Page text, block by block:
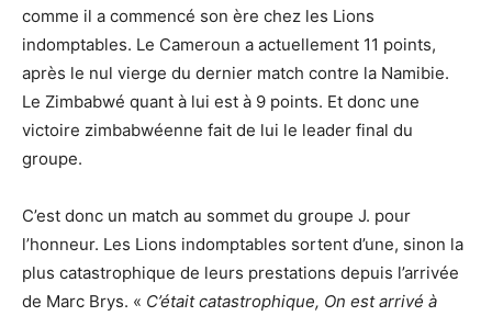
comme il a commencé son ère chez les Lions
indomptables. Le Cameroun a actuellement 11 points,
après le nul vierge du dernier match contre la Namibie.
Le Zimbabwé quant à lui est à 9 points. Et donc une
victoire zimbabwéenne fait de lui le leader final du
groupe.
C’est donc un match au sommet du groupe J. pour
l’honneur. Les Lions indomptables sortent d’une, sinon la
plus catastrophique de leurs prestations depuis l’arrivée
de Marc Brys. « C’était catastrophique, On est arrivé à